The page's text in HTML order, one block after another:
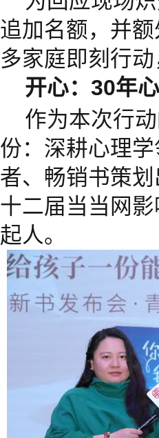
追加名额，并
多家庭即刻行
开心： 30年
作为本次行
份：深耕心理学
者、畅销书策
十二届当当网
起人。